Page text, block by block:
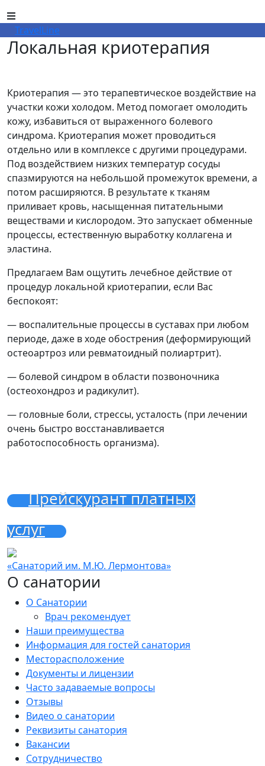
TravelLine
Локальная криотерапия
Криотерапия — это терапевтическое воздействие на
участки кожи холодом. Метод помогает омолодить
кожу, избавиться от выраженного болевого
синдрома. Криотерапия может проводиться
отдельно или в комплексе с другими процедурами.
Под воздействием низких температур сосуды
спазмируются на небольшой промежуток времени, а
потом расширяются. В результате к тканям
приливает кровь, насыщенная питательными
веществами и кислородом. Это запускает обменные
процессы, естественную выработку коллагена и
эластина.
Предлагаем Вам ощутить лечебное действие от
процедур локальной криотерапии, если Вас
беспокоят:
— воспалительные процессы в суставах при любом
периоде, даже в ходе обострения (деформирующий
остеоартроз или ревматоидный полиартрит).
— болевой синдром в области позвоночника
(остеохондроз и радикулит).
— головные боли, стрессы, усталость (при лечении
очень быстро восстанавливается
работоспособность организма).
Прейскурант платных
услуг
«Санаторий им. М.Ю. Лермонтова»
О санатории
О Санатории
Врач рекомендует
Наши преимущества
Информация для гостей санатория
Месторасположение
Документы и лицензии
Часто задаваемые вопросы
Отзывы
Видео о санатории
Реквизиты санатория
Вакансии
Сотрудничество